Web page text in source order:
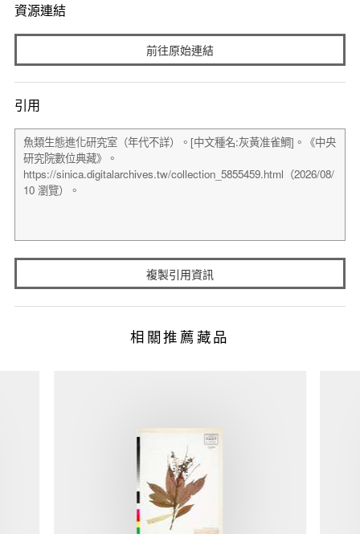
資源連結
前往原始連結
引用
複製引用資訊
相關推薦藏品